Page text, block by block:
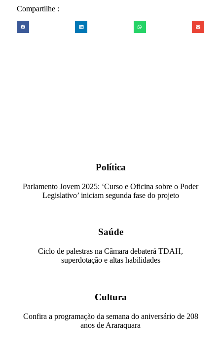
Compartilhe :
Política
Parlamento Jovem 2025: ‘Curso e Oficina sobre o Poder
Legislativo’ iniciam segunda fase do projeto
Saúde
Ciclo de palestras na Câmara debaterá TDAH,
superdotação e altas habilidades
Cultura
Confira a programação da semana do aniversário de 208
anos de Araraquara